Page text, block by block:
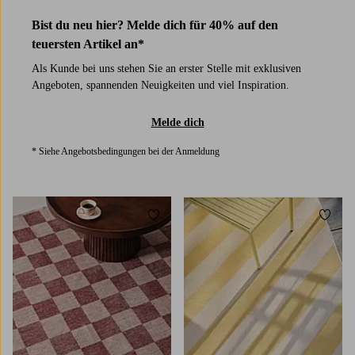
Bist du neu hier? Melde dich für 40% auf den
teuersten Artikel an*
Als Kunde bei uns stehen Sie an erster Stelle mit exklusiven
Angeboten, spannenden Neuigkeiten und viel Inspiration.
Melde dich
* Siehe Angebotsbedingungen bei der Anmeldung
Zu Favoriten hinzufügen
80X15080X250 160X230
Zu
80X150 160X230 200X290